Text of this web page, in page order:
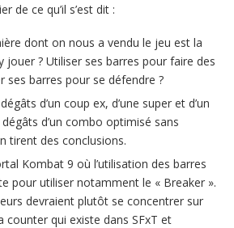
de ce qu’il s’est dit :
dont on nous a vendu le jeu est la
jouer ? Utiliser ses barres pour faire des
ses barres pour se défendre ?
d’un coup ex, d’une super et d’un
d’un combo optimisé sans
tirent des conclusions.
Kombat 9 où l’utilisation des barres
pour utiliser notamment le « Breaker ».
devraient plutôt se concentrer sur
counter qui existe dans SFxT et